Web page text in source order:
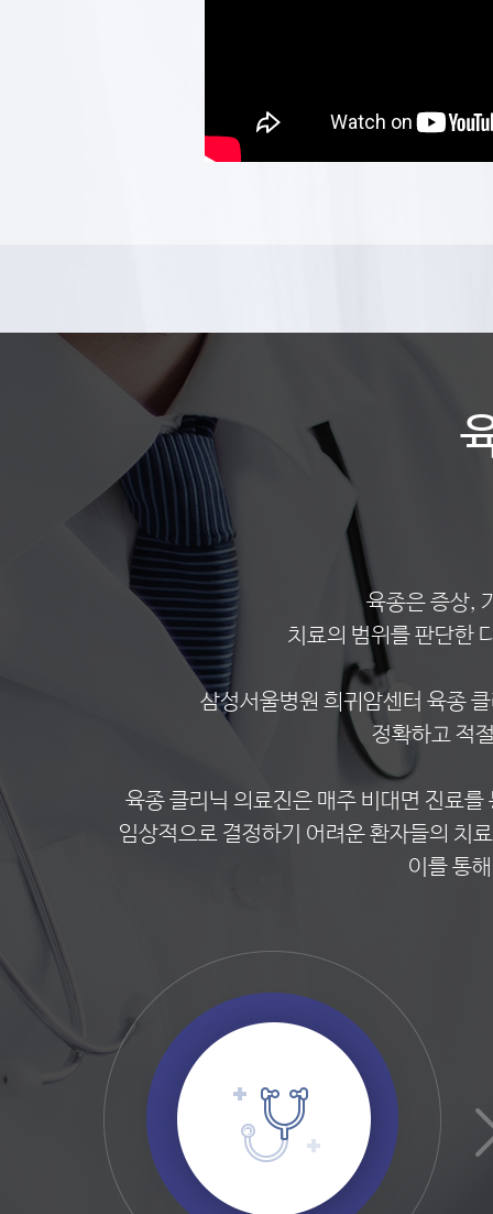
육종은 증상,
치료의 범위를 판단한
삼성서울병원 희귀암센터 육종
정확하고 적
육종 클리닉 의료진은 매주 비대면 진료
임상적으로 결정하기 어려운 환자들의 치
이를 통